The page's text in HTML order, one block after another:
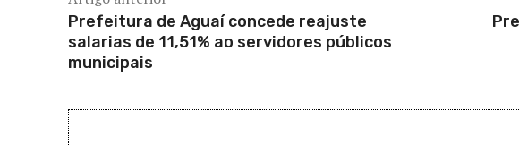
Prefeitura de Aguaí concede reajuste
salarias de 11,51% ao servidores públicos
municipais